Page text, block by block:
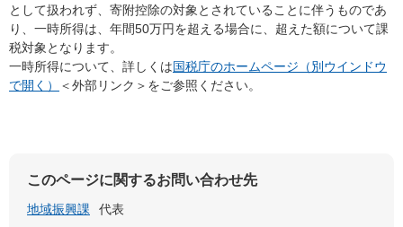
として扱われず、寄附控除の対象とされていることに伴うものであ
り、一時所得は、年間50万円を超える場合に、超えた額について課
税対象となります。
一時所得について、詳しくは国税庁のホームページ（別ウインドウ
で開く）
＜外部リンク＞ をご参照ください。
このページに関するお問い合わせ先
地域振興課
代表